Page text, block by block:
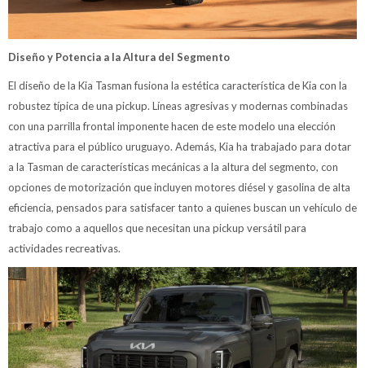
Diseño y Potencia a la Altura del Segmento
El diseño de la Kia Tasman fusiona la estética característica de Kia con la
robustez típica de una pickup. Líneas agresivas y modernas combinadas
con una parrilla frontal imponente hacen de este modelo una elección
atractiva para el público uruguayo. Además, Kia ha trabajado para dotar
a la Tasman de características mecánicas a la altura del segmento, con
opciones de motorización que incluyen motores diésel y gasolina de alta
eficiencia, pensados para satisfacer tanto a quienes buscan un vehículo de
trabajo como a aquellos que necesitan una pickup versátil para
actividades recreativas.